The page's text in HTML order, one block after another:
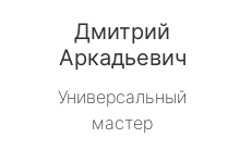
Дмитрий
Аркадьевич
Универсальный
мастер